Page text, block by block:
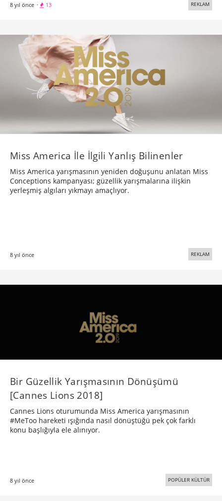
8 yıl önce · 13 REKLAM
Miss America İle İlgili Yanlış Bilinenler
Miss America yarışmasının yeniden doğuşunu anlatan Miss
Conceptions kampanyası; güzellik yarışmalarına ilişkin
yerleşmiş algıları yıkmayı amaçlıyor.
8 yıl önce REKLAM
Bir Güzellik Yarışmasının Dönüşümü
[Cannes Lions 2018]
Cannes Lions oturumunda Miss America yarışmasının
#MeToo hareketi ışığında nasıl dönüştüğü pek çok farklı
konu başlığıyla ele alınıyor.
8 yıl önce POPÜLER KÜLTÜR